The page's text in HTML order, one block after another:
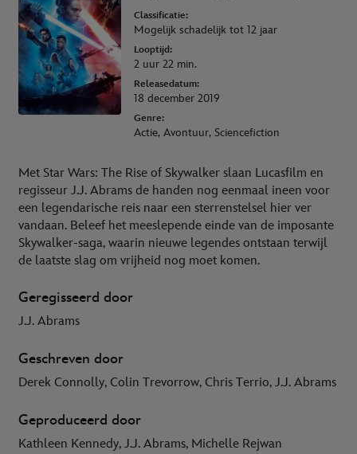
Classificatie:
Mogelijk schadelijk tot 12 jaar
Looptijd:
2 uur 22 min.
Releasedatum:
18 december 2019
Genre:
Actie, Avontuur, Sciencefiction
Met Star Wars: The Rise of Skywalker slaan Lucasfilm en
regisseur J.J. Abrams de handen nog eenmaal ineen voor
een legendarische reis naar een sterrenstelsel hier ver
vandaan. Beleef het meeslepende einde van de imposante
Skywalker-saga, waarin nieuwe legendes ontstaan terwijl
de laatste slag om vrijheid nog moet komen.
Geregisseerd door
J.J. Abrams
Geschreven door
Derek Connolly, Colin Trevorrow, Chris Terrio, J.J. Abrams
Geproduceerd door
Kathleen Kennedy, J.J. Abrams, Michelle Rejwan